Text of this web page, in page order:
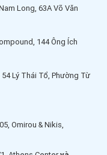
Long, 63A Võ Văn
144 Ông Ích
54 Lý Thái Tổ, Phường Từ
Omirou & Nikis,